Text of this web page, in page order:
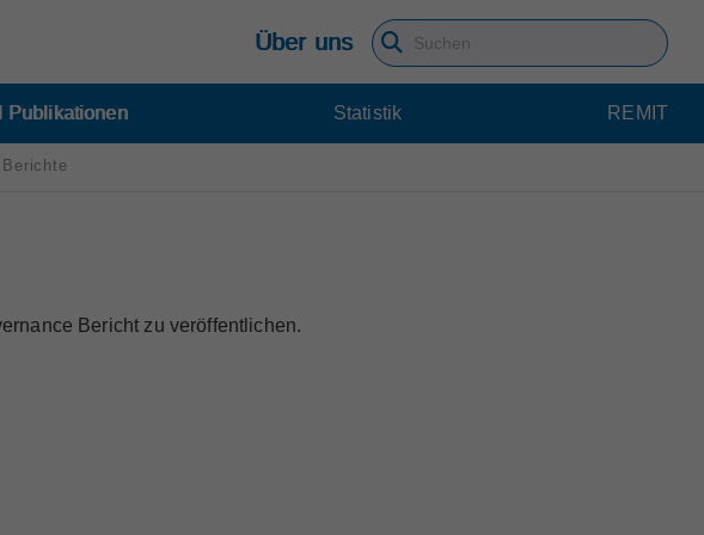
Über uns
Suchbegriff eingeben
Publikationen Statistik REMIT
Bericht zu veröffentlichen.